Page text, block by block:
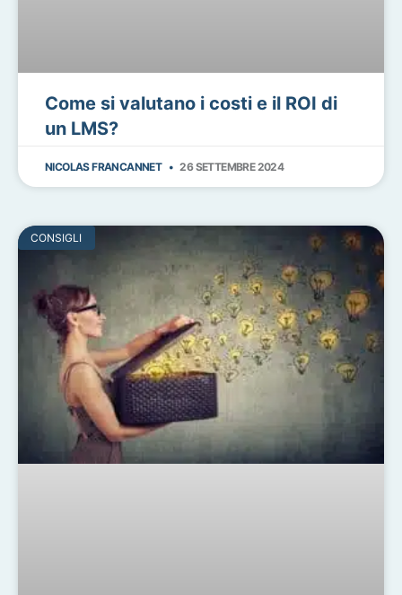
Come si valutano i costi e il ROI di
un LMS?
NICOLAS FRANCANNET 26 SETTEMBRE 2024
CONSIGLI